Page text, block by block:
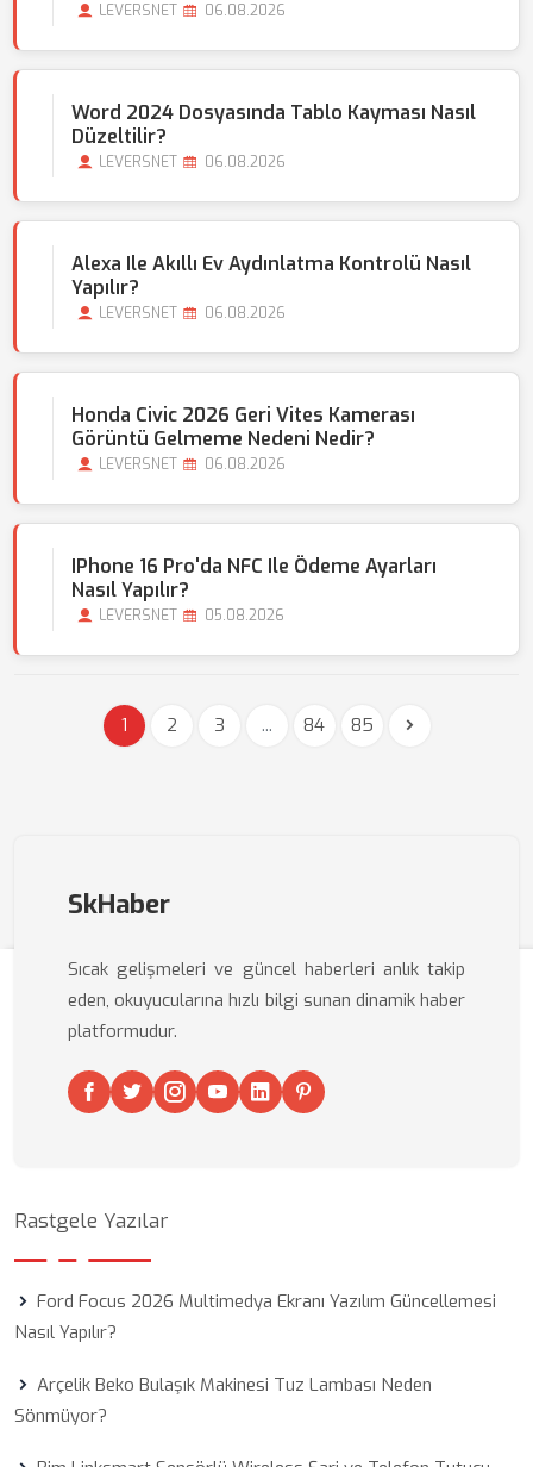
LEVERSNET 06.08.2026
Word 2024 Dosyasında Tablo Kayması Nasıl
Düzeltilir?
LEVERSNET 06.08.2026
Alexa Ile Akıllı Ev Aydınlatma Kontrolü Nasıl
Yapılır?
LEVERSNET 06.08.2026
Honda Civic 2026 Geri Vites Kamerası
Görüntü Gelmeme Nedeni Nedir?
LEVERSNET 06.08.2026
IPhone 16 Pro'da NFC Ile Ödeme Ayarları
Nasıl Yapılır?
LEVERSNET 05.08.2026
1 2 3 ... 84 85
SkHaber
Sıcak gelişmeleri ve güncel haberleri anlık takip
eden, okuyucularına hızlı bilgi sunan dinamik haber
platformudur.
Rastgele Yazılar
Ford Focus 2026 Multimedya Ekranı Yazılım Güncellemesi
Nasıl Yapılır?
Arçelik Beko Bulaşık Makinesi Tuz Lambası Neden
Sönmüyor?